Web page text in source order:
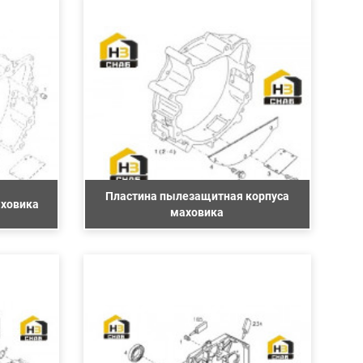
Пластина пылезащитная корпуса
маховика